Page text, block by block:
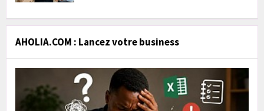
AHOLIA.COM : Lancez votre business